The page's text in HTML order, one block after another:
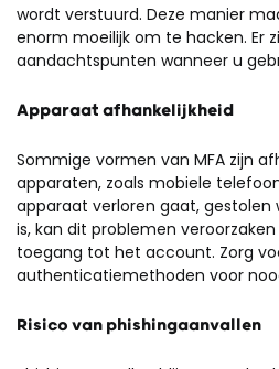
wordt verstuurd. Deze manier
enorm moeilijk om te hacken. Er
aandachtspunten wanneer u
Apparaat afhankelijkheid
Sommige vormen van MFA zijn
apparaten, zoals mobiele
apparaat verloren gaat,
is, kan dit problemen
toegang tot het account. Zorg
authenticatiemethoden voor
Risico van phishingaanvallen